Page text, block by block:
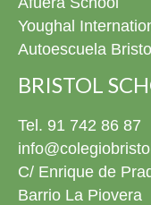
todos nuestros
este día
que queráis. 4º
pusimos de gala
alumnos de 4º
amigos y
montón
mucho viendo una
recuerdos en el
Youghal
Autoescuela
BRISTOL
Tel. 91 742 86 87
C/ Enrique de
Barrio La Piovera